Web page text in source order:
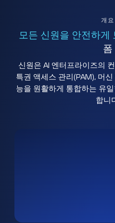
개요
모든 신원을 안전하게
폼
신원은 AI 엔터프라이즈의
특권 액세스 관리(PAM), 머
능을 원활하게 통합하는 유
합니